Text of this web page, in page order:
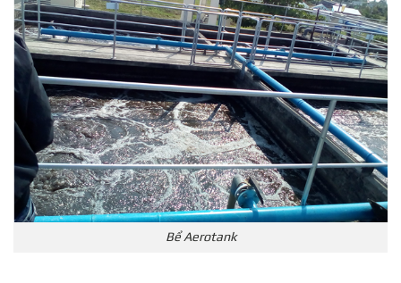
Bể Aerotank